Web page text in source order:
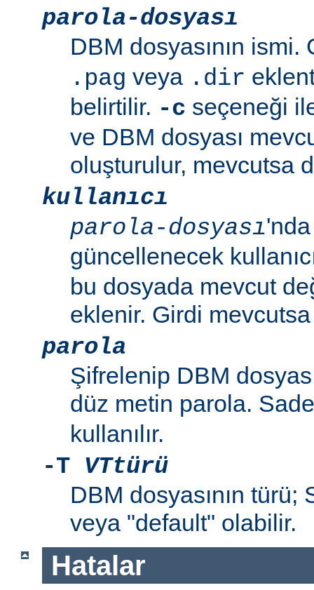
parola-dosyası
DBM dosyasının
.pag veya .dir
belirtilir. -c seçeneği
ve DBM dosyası
oluşturulur, mevcutsa
kullanıcı
parola-dosyası
güncellenecek
bu dosyada mevcut
eklenir. Girdi
parola
Şifrelenip DBM
düz metin parola.
kullanılır.
-T VTtürü
DBM dosyasının
veya "default" olabilir.
Hatalar